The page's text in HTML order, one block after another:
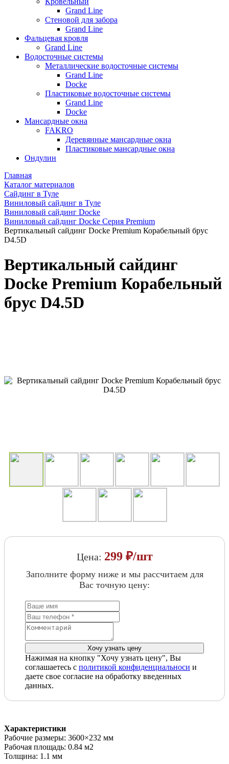
Grand Line
Стеновой для забора
Grand Line
Фальцевая кровля
Grand Line
Водосточные системы
Металлические водосточные системы
Grand Line
Docke
Пластиковые водосточные системы
Grand Line
Docke
Мансардные окна
FAKRO
Деревянные мансардные окна
Пластиковые мансардные окна
Ондулин
Главная
Каталог материалов
Сайдинг в Туле
Виниловый сайдинг в Туле
Виниловый сайдинг Docke
Виниловый сайдинг Docke Серия Premium
Вертикальный сайдинг Docke Premium Корабельный брус
D4.5D
Вертикальный сайдинг
Docke Premium Корабельный
брус D4.5D
Цена: 299 ₽/шт
Заполните форму ниже и мы рассчитаем для
Вас точную цену:
Нажимая на кнопку "Хочу узнать цену", Вы
соглашаетесь с политикой конфиденциальноси и
даете свое согласие на обработку введенных
данных.
Характеристики
Рабочие размеры: 3600×232 мм
Рабочая площадь: 0.84 м2
Толщина: 1.1 мм